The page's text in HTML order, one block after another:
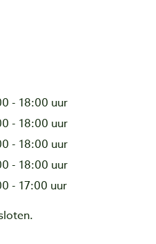
- 18:00 uur
- 18:00 uur
- 18:00 uur
- 18:00 uur
- 17:00 uur